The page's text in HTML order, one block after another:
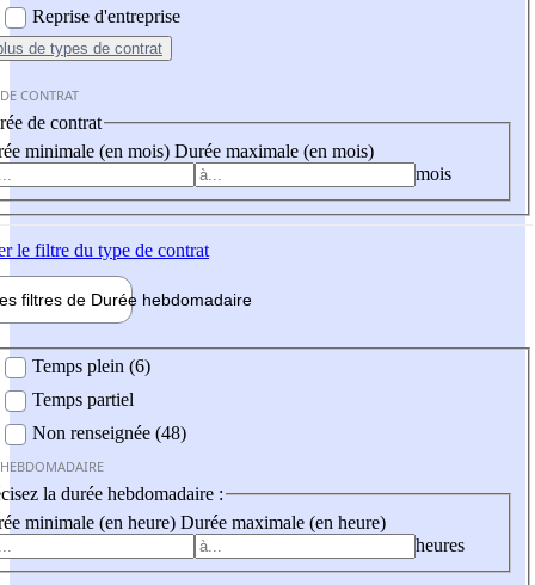
Reprise d'entreprise
de types de contrat
CONTRAT
de contrat
minimale (en mois) Durée maximale (en mois)
mois
le filtre du type de contrat
filtres de Durée hebdomadaire
Temps plein (6)
Temps partiel
Non renseignée (48)
la durée hebdomadaire :
minimale (en heure) Durée maximale (en heure)
heures